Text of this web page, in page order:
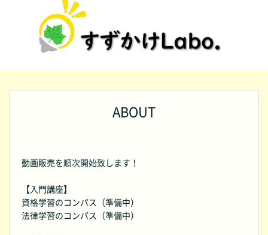
ABOUT
動画販売を順次開始致します！
【入門講座】
資格学習のコンパス（準備中）
法律学習のコンパス（準備中）